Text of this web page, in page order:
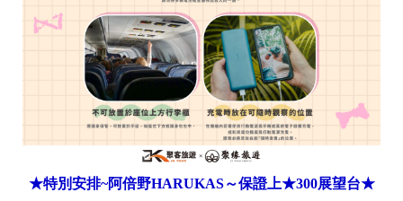
★特別安排~阿倍野HARUKAS～保證上★300展望台★